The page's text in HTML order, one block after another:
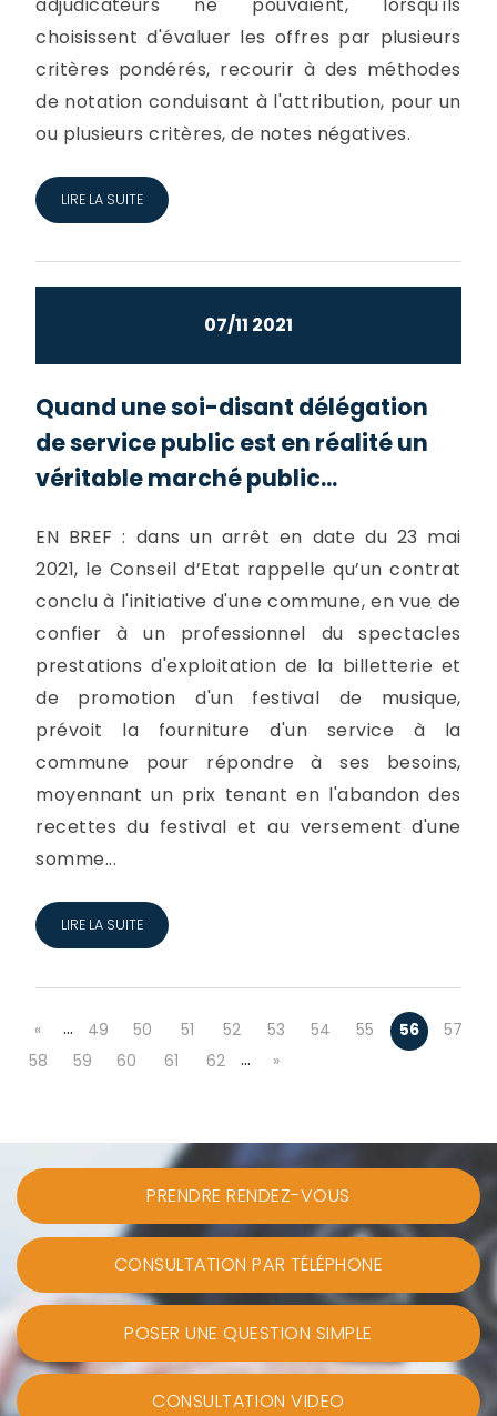
adjudicateurs ne pouvaient, lorsqu'ils
choisissent d'évaluer les offres par plusieurs
critères pondérés, recourir à des méthodes
de notation conduisant à l'attribution, pour un
ou plusieurs critères, de notes négatives.
LIRE LA SUITE
07/11 2021
Quand une soi-disant délégation
de service public est en réalité un
véritable marché public...
EN BREF : dans un arrêt en date du 23 mai
2021, le Conseil d’Etat rappelle qu’un contrat
conclu à l'initiative d'une commune, en vue de
confier à un professionnel du spectacles
prestations d'exploitation de la billetterie et
de promotion d'un festival de musique,
prévoit la fourniture d'un service à la
commune pour répondre à ses besoins,
moyennant un prix tenant en l'abandon des
recettes du festival et au versement d'une
somme...
LIRE LA SUITE
« … 49 50 51 52 53 54 55 56
57
58
59 60 61 62 … »
PRENDRE RENDEZ-VOUS
CONSULTATION PAR TÉLÉPHONE
POSER UNE QUESTION SIMPLE
CONSULTATION VIDEO